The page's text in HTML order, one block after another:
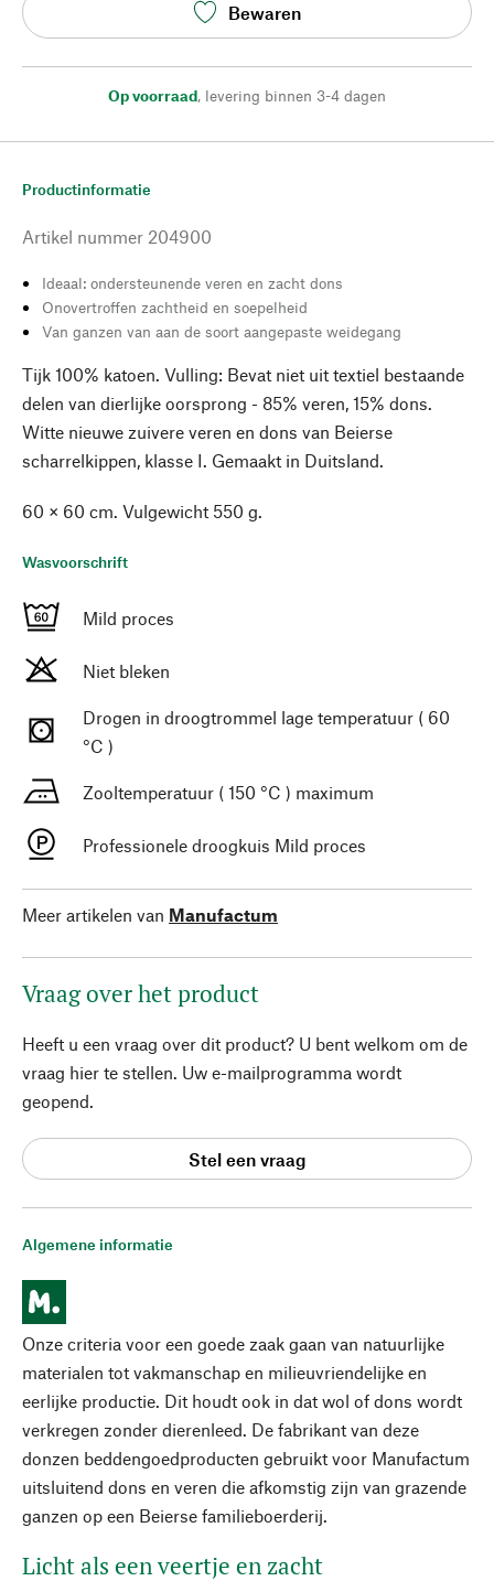
Bewaren
Op voorraad, levering binnen 3-4 dagen
Algemene informatie
Onze criteria voor een goede zaak gaan van natuurlijke
materialen tot vakmanschap en milieuvriendelijke en
eerlijke productie. Dit houdt ook in dat wol of dons wordt
verkregen zonder dierenleed. De fabrikant van deze
donzen beddengoedproducten gebruikt voor Manufactum
uitsluitend dons en veren die afkomstig zijn van grazende
ganzen op een Beierse familieboerderij.
Licht als een veertje en zacht
Productinformatie
Artikel nummer 204900
Ideaal: ondersteunende veren en zacht dons
Onovertroffen zachtheid en soepelheid
Van ganzen van aan de soort aangepaste weidegang
Tijk 100% katoen. Vulling: Bevat niet uit textiel bestaande
delen van dierlijke oorsprong - 85% veren, 15% dons.
Witte nieuwe zuivere veren en dons van Beierse
scharrelkippen, klasse I. Gemaakt in Duitsland.
60 × 60 cm. Vulgewicht 550 g.
Wasvoorschrift
Mild proces
Niet bleken
Drogen in droogtrommel lage temperatuur ( 60
°C )
Zooltemperatuur ( 150 °C ) maximum
Professionele droogkuis Mild proces
Meer artikelen van Manufactum
Vraag over het product
Heeft u een vraag over dit product? U bent welkom om de
vraag hier te stellen. Uw e-mailprogramma wordt
geopend.
Stel een vraag